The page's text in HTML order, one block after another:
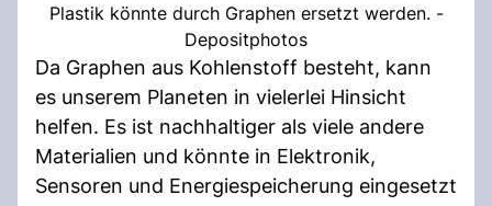
Plastik könnte durch Graphen ersetzt werden. -
Depositphotos
Da Graphen aus Kohlenstoff besteht, kann
es unserem Planeten in vielerlei Hinsicht
helfen. Es ist nachhaltiger als viele andere
Materialien und könnte in Elektronik,
Sensoren und Energiespeicherung eingesetzt